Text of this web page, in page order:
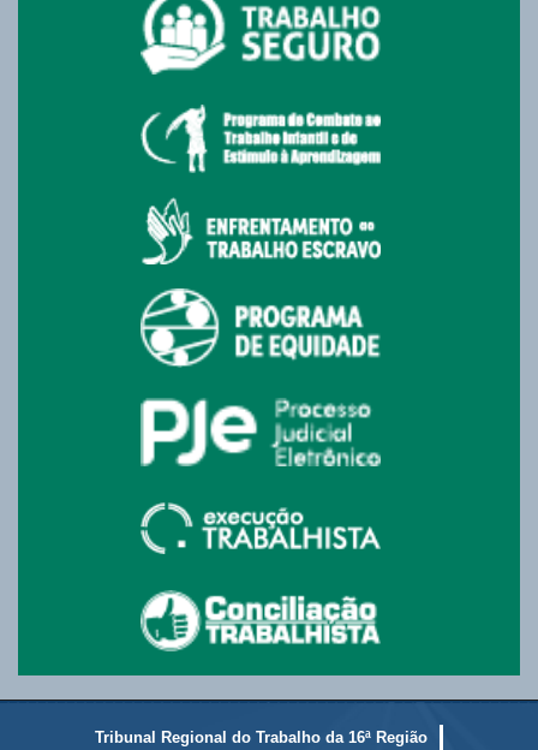
Tribunal Regional do Trabalho da 16ª Região